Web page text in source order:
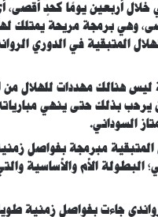
أربعين يومًا كحدٍ أقصى،
في رواندا في 10 مايو كحد أقصى، وهي برمجة
المتبقية في الدوري
هنالك مهددات للهلال من
72 ساعة، على الهلال أن يرحب بذلك حتى
السوداني.
المتبقية مبرمجة بفواصل
البطولة الأم والأساسية
جاءت بفواصل زمنية